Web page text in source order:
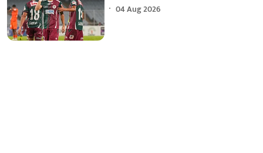
04 Aug 2026